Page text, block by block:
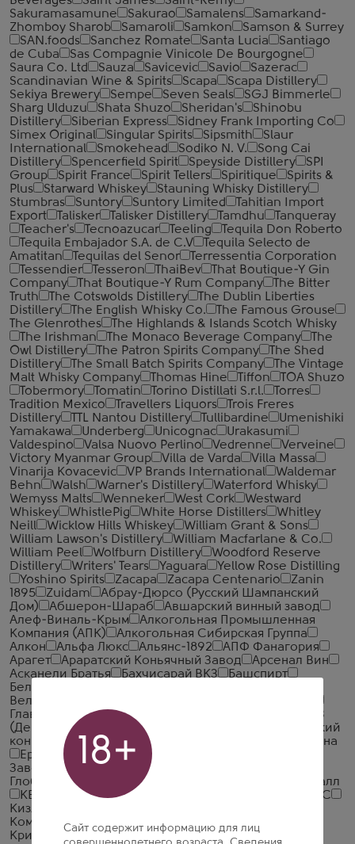
Sakuramasamune
Sakurao Samalens
Samarkand-
Zhomboy Sharob
Samaroli Samkon
Samson & Surrey
SAN.foods
Sanchez Romate Santa Lucia
Santiago
de Cuba
Sas Compagnie Vinicole De Bourgogne
Saura Co. Ltd
Sauza Savicevic Savio
Sazerac
Scandinavian Wine & Spirits
Scapa
Scapa Distillery
Sekiya Brewery
Sempe Seven Seals
SGJ Bimmerle
Sharg Ulduzu
Shata Shuzo Sheridan's
Shinobu
Distillery
Siberian Express
Sidney Frank Importing Co
Simex Original
Singular Spirits Sipsmith
Slaur
International
Smokehead Sodiko N. V.
Song Cai
Distillery
Spencerfield Spirit Speyside Distillery
SPI
Group
Spirit France Spirit Tellers Spiritique
Spirits &
Plus
Starward Whiskey
Stauning Whisky Distillery
Stumbras
Suntory Suntory Limited
Tahitian Import
Export
Talisker Talisker Distillery Tamdhu
Tanqueray
Teacher's
Tecnoazucar Teeling
Tequila Don Roberto
Tequila Embajador S.A. de C.V
Tequila Selecto de
Amatitan
Tequilas del Senor
Terressentia Corporation
Tessendier
Tesseron ThaiBev
That Boutique-Y Gin
Company
That Boutique-Y Rum Company
The Bitter
Truth
The Cotswolds Distillery
The Dublin Liberties
Distillery
The English Whisky Co.
The Famous Grouse
The Glenrothes
The Highlands & Islands Scotch Whisky
The Irishman
The Monaco Beverage Company
The
Owl Distillery
The Patron Spirits Company
The Shed
Distillery
The Small Batch Spirits Company
The Vintage
Malt Whisky Company
Thomas Hine Tiffon
TOA Shuzo
Tobermory
Tomatin Torino Distillati S.r.l.
Torres
Tradition Mexico
Travellers Liquors
Trois Freres
Distillery
TTL Nantou Distillery Tullibardine
Umenishiki
Yamakawa
Underberg Unicognac
Urakasumi
Valdespino
Valsa Nuovo Perlino Vedrenne
Verveine
Victory Myanmar Group
Villa de Varda
Villa Massa
Vinarija Kovacevic
VP Brands International
Waldemar
Behn
Walsh Warner's Distillery
Waterford Whisky
Wemyss Malts
Wenneker West Cork
Westward
Whiskey
WhistlePig White Horse Distillers
Whitley
Neill
Wicklow Hills Whiskey
William Grant & Sons
William Lawson's Distillery
William Macfarlane & Co.
William Peel
Wolfburn Distillery
Woodford Reserve
Distillery
Writers' Tears Yaguara
Yellow Rose Distilling
Yoshino Spirits
Zacapa Zacapa Centenario
Zanin
1895
Zuidam
Абрау-Дюрсо (Русский Шампанский
Дом)
Абшерон-Шараб
Авшарский винный завод
Алеф-Виналь-Крым
Алкогольная Промышленная
Компания (АПК)
Алкогольная Сибирская Группа
Алкон
Альфа Люкс Альянс-1892
АПФ Фанагория
Арагет
Араратский Коньячный Завод
Арсенал Вин
Асканели Братья
Бахчисарай ВКЗ
Башспирт
БелАлко
Великоустюгский ЛВЗ
Главспиртпром
Глазовский ЛВЗ
ДВКЗ
(Дербентский винно-коньячный завод)
Дербентский
коньячный комбинат
Дионис
Дом Грузинского Вина
Ерасхский винный завод
Завод
Жемчужина Ставрополья
Глобал
Иткульский спиртзавод
Калужский Кристалл
КВКЗ (Коломенский винно-коньячный завод)
КВС
Кизлярский коньячный завод
Компания Алкогольных Напитков Алаверди
Кристалл-Лефортово ГК
Крымская Водочная
18+
Сайт содержит информацию для лиц